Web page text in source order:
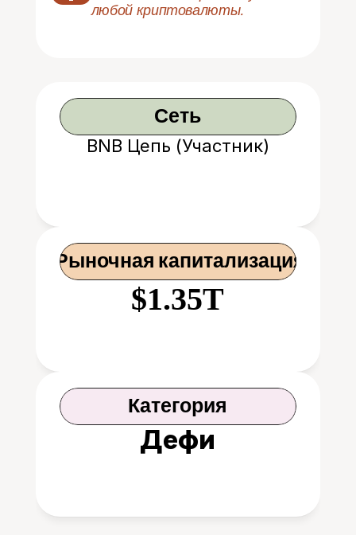
любой криптовалюты.
Сеть
BNB Цепь (Участник)
Рыночная капитализация
$1.35T
Категория
Дефи